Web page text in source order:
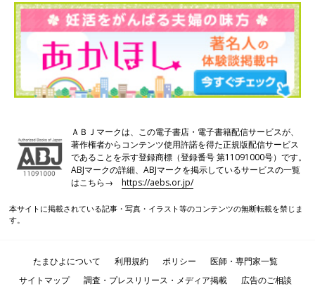
ＡＢＪマークは、この電子書店・電子書籍配信サービスが、
著作権者からコンテンツ使用許諾を得た正規版配信サービス
であることを示す登録商標（登録番号 第11091000号）です。
ABJマークの詳細、ABJマークを掲示しているサービスの一覧
はこちら→https://aebs.or.jp/
本サイトに掲載されている記事・写真・イラスト等のコンテンツの無断転載を禁じま
す。
たまひよについて 利用規約 ポリシー
医師・専門家一覧
サイトマップ
調査・プレスリリース・メディア掲載 広告のご相談